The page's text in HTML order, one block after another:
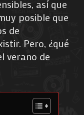
así que
posible que
de
Pero, ¿qué
verano de